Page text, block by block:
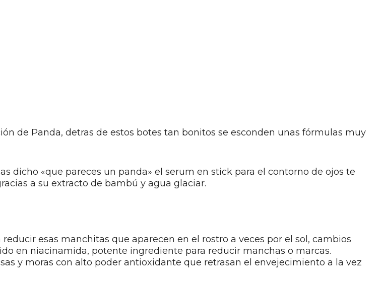
de Panda, detras de estos botes tan bonitos se esconden unas fórmulas muy
dicho «que pareces un panda» el serum en stick para el contorno de ojos te
a su extracto de bambú y agua glaciar.
esas manchitas que aparecen en el rostro a veces por el sol, cambios
en niacinamida, potente ingrediente para reducir manchas o marcas.
y moras con alto poder antioxidante que retrasan el envejecimiento a la vez